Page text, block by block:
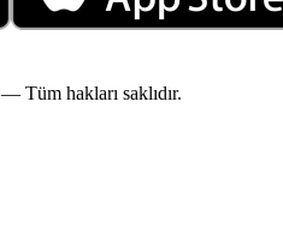
— Tüm hakları saklıdır.